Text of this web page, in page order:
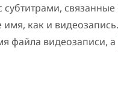
как и
файла видеозаписи, а